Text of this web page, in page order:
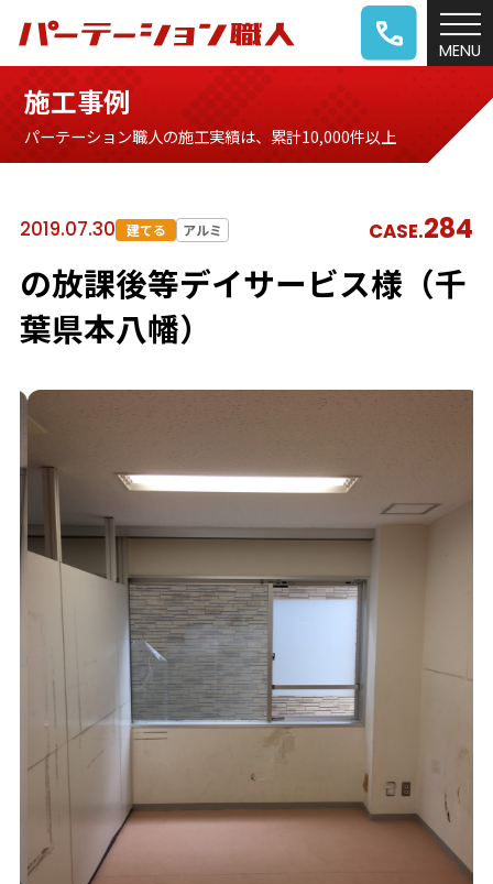
施工事例
パーテーション職人の施工実績は、累計10,000件以上
2019.07.30 建てる アルミ CASE.284
の放課後等デイサービス様（千
葉県本八幡）